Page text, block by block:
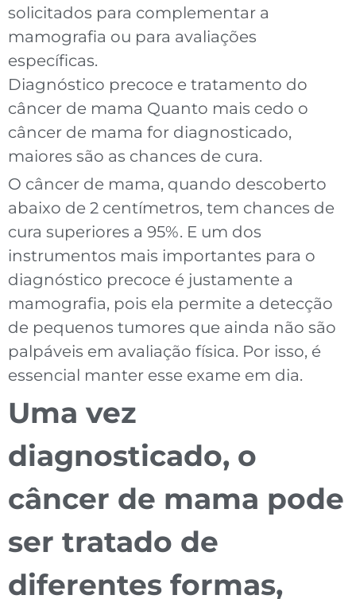
solicitados para complementar a
mamografia ou para avaliações
específicas.
Diagnóstico precoce e tratamento do
câncer de mama Quanto mais cedo o
câncer de mama for diagnosticado,
maiores são as chances de cura.
O câncer de mama, quando descoberto
abaixo de 2 centímetros, tem chances de
cura superiores a 95%. E um dos
instrumentos mais importantes para o
diagnóstico precoce é justamente a
mamografia, pois ela permite a detecção
de pequenos tumores que ainda não são
palpáveis em avaliação física. Por isso, é
essencial manter esse exame em dia.
Uma vez
diagnosticado, o
câncer de mama pode
ser tratado de
diferentes formas,